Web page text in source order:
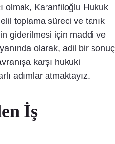
olmak, Karanfiloğlu Hukuk
toplama süreci ve tanık
giderilmesi için maddi ve
olarak, adil bir sonuç
karşı hukuki
adımlar atmaktayız.
İş